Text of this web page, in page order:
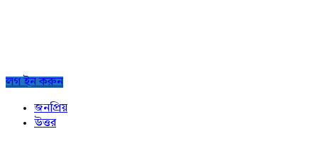
Sidebar
লগ ইন করুন
জনপ্রিয়
উত্তর